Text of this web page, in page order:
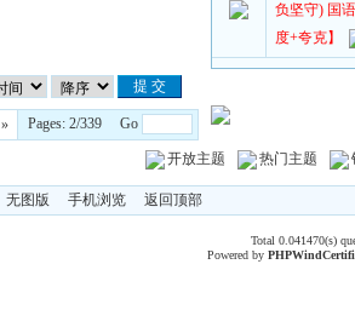
负坚守) 国
度+夸克】
» Pages: 2/339 Go
开放主题 热门主题
无图版 手机浏览 返回顶部
Total 0.041470(s)
Powered byPHPWind